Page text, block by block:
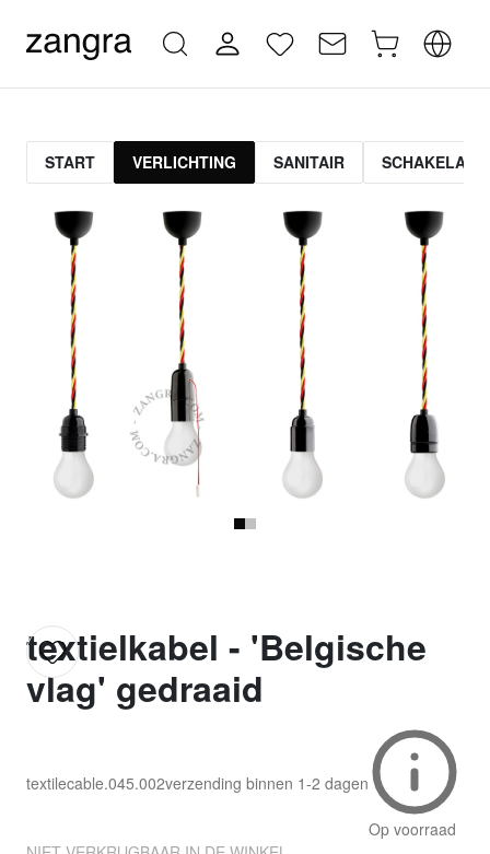
START VERLICHTING SANITAIR
textielkabel - 'Belgische
vlag' gedraaid
textilecable.045.002verzending binnen 1-2 dagen
Op voorraad